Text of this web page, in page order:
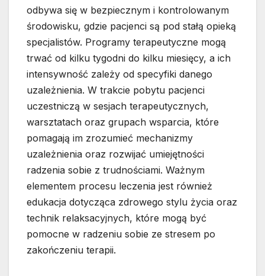
odbywa się w bezpiecznym i kontrolowanym
środowisku, gdzie pacjenci są pod stałą opieką
specjalistów. Programy terapeutyczne mogą
trwać od kilku tygodni do kilku miesięcy, a ich
intensywność zależy od specyfiki danego
uzależnienia. W trakcie pobytu pacjenci
uczestniczą w sesjach terapeutycznych,
warsztatach oraz grupach wsparcia, które
pomagają im zrozumieć mechanizmy
uzależnienia oraz rozwijać umiejętności
radzenia sobie z trudnościami. Ważnym
elementem procesu leczenia jest również
edukacja dotycząca zdrowego stylu życia oraz
technik relaksacyjnych, które mogą być
pomocne w radzeniu sobie ze stresem po
zakończeniu terapii.